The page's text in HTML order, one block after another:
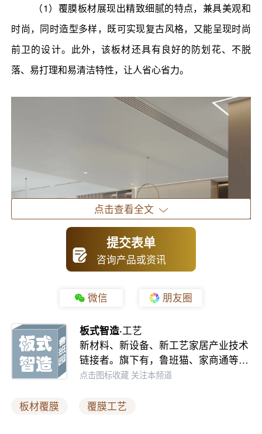
（1）覆膜板材展现出精致细腻的特点，兼具美观和
时尚，同时造型多样，既可实现复古风格，又能呈现时尚
前卫的设计。此外，该板材还具有良好的防划花、不脱
落、易打理和易清洁特性，让人省心省力。
点击查看全文
提交表单
咨询产品或资讯
微信 朋友圈
板式智造·工艺
新材料、新设备、新工艺家居产业技术
链接者。旗下有，鲁班猫、家商通等…
点击图标收藏 关注本频道
板材覆膜 覆膜工艺